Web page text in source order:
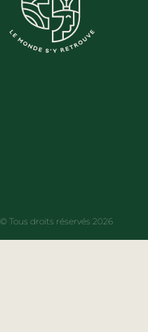
© Tous droits réservés 2026